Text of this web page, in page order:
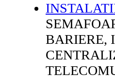
BARIERE,